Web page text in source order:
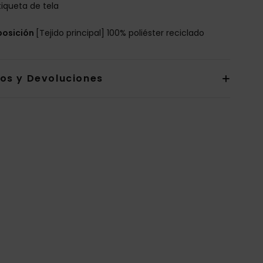
de tela
[Tejido principal] 100% poliéster reciclado
y Devoluciones